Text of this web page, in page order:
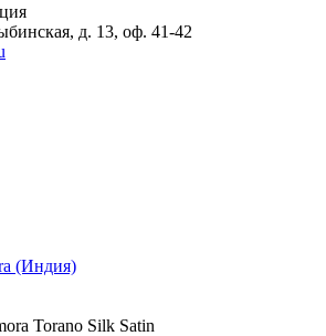
д. 13, оф. 41-42
(Индия)
Torano Silk Satin